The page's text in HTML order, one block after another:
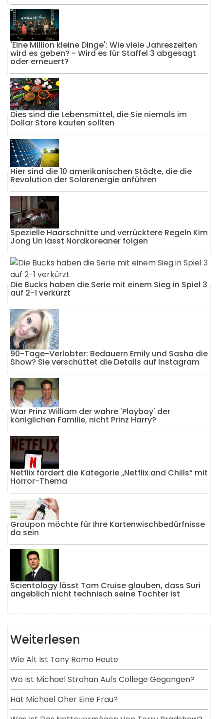
'Eine Million kleine Dinge': Wie viele Jahreszeiten
wird es geben? - Wird es für Staffel 3 abgesagt
oder erneuert?
Dies sind die Lebensmittel, die Sie niemals im
Dollar Store kaufen sollten
Hier sind die 10 amerikanischen Städte, die die
Revolution der Solarenergie anführen
Spezielle Haarschnitte und verrücktere Regeln Kim
Jong Un lässt Nordkoreaner folgen
Die Bucks haben die Serie mit einem Sieg in Spiel 3
auf 2-1 verkürzt
90-Tage-Verlobter: Bedauern Emily und Sasha die
Show? Sie verschüttet die Details auf Instagram
War Prinz William der wahre 'Playboy' der
königlichen Familie, nicht Prinz Harry?
Netflix fördert die Kategorie „Netflix and Chills“ mit
Horror-Thema
Groupon möchte für Ihre Kartenwischbedürfnisse
da sein
Scientology lässt Tom Cruise glauben, dass Suri
angeblich nicht technisch seine Tochter ist
Weiterlesen
Wie Alt Ist Tony Romo Heute
Wo Ist Michael Strahan Aufs College Gegangen?
Hat Michael Oher Eine Frau?